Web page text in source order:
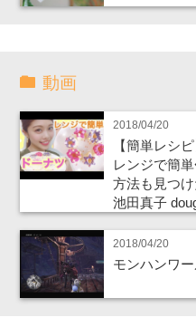
動画
2018/04/20
【簡単レシ
レンジで簡
方法も見つ
池田真子
2018/04/20
モンハンワ